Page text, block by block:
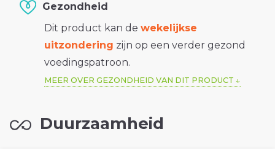
Gezondheid
Dit product kan de wekelijkse
uitzondering zijn op een verder gezond
voedingspatroon.
MEER OVER GEZONDHEID VAN DIT PRODUCT
Duurzaamheid